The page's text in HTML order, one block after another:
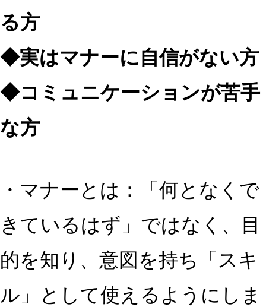
る方
◆実はマナーに自信がない方
◆コミュニケーションが苦手
な方
・マナーとは：「何となくで
きているはず」ではなく、目
的を知り、意図を持ち「スキ
ル」として使えるようにしま